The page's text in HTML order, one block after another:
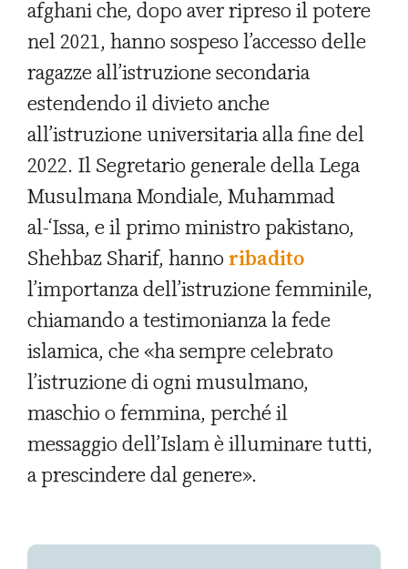
afghani che, dopo aver ripreso il potere
nel 2021, hanno sospeso l’accesso delle
ragazze all’istruzione secondaria
estendendo il divieto anche
all’istruzione universitaria alla fine del
2022. Il Segretario generale della Lega
Musulmana Mondiale, Muhammad
al-‘Issa, e il primo ministro pakistano,
Shehbaz Sharif, hannoribadito
l’importanza dell’istruzione femminile,
chiamando a testimonianza la fede
islamica, che «ha sempre celebrato
l’istruzione di ogni musulmano,
maschio o femmina, perché il
messaggio dell’Islam è illuminare tutti,
a prescindere dal genere».